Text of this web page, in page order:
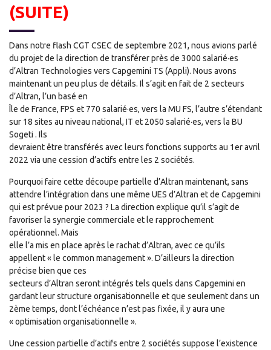
(SUITE)
Dans notre flash CGT CSEC de septembre 2021, nous avions parlé
du projet de la direction de transférer près de 3000 salarié·es
d’Altran Technologies vers Capgemini TS (Appli). Nous avons
maintenant un peu plus de détails. Il s’agit en fait de 2 secteurs
d’Altran, l’un basé en
Île de France, FPS et 770 salarié·es, vers la MU FS, l’autre s’étendant
sur 18 sites au niveau national, IT et 2050 salarié·es, vers la BU
Sogeti . Ils
devraient être transférés avec leurs fonctions supports au 1er avril
2022 via une cession d’actifs entre les 2 sociétés.
Pourquoi faire cette découpe partielle d’Altran maintenant, sans
attendre l’intégration dans une même UES d’Altran et de Capgemini
qui est prévue pour 2023 ? La direction explique qu’il s’agit de
favoriser la synergie commerciale et le rapprochement
opérationnel. Mais
elle l’a mis en place après le rachat d’Altran, avec ce qu’ils
appellent « le common management ». D’ailleurs la direction
précise bien que ces
secteurs d’Altran seront intégrés tels quels dans Capgemini en
gardant leur structure organisationnelle et que seulement dans un
2ème temps, dont l’échéance n’est pas fixée, il y aura une
« optimisation organisationnelle ».
Une cession partielle d’actifs entre 2 sociétés suppose l’existence